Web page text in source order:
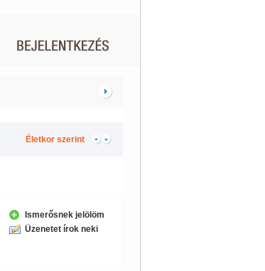
Életkor szerint
Ismerősnek jelölöm
Üzenetet írok neki